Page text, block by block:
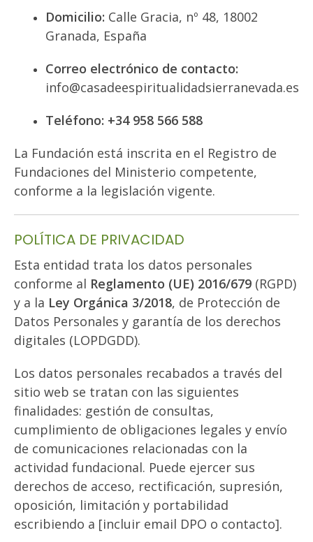
Domicilio: Calle Gracia, nº 48, 18002
Granada, España
Correo electrónico de contacto:
info@casadeespiritualidadsierranevada.es
Teléfono: +34 958 566 588
La Fundación está inscrita en el Registro de
Fundaciones del Ministerio competente,
conforme a la legislación vigente.
POLÍTICA DE PRIVACIDAD
Esta entidad trata los datos personales
conforme al Reglamento (UE) 2016/679 (RGPD)
y a la Ley Orgánica 3/2018, de Protección de
Datos Personales y garantía de los derechos
digitales (LOPDGDD).
Los datos personales recabados a través del
sitio web se tratan con las siguientes
finalidades: gestión de consultas,
cumplimiento de obligaciones legales y envío
de comunicaciones relacionadas con la
actividad fundacional. Puede ejercer sus
derechos de acceso, rectificación, supresión,
oposición, limitación y portabilidad
escribiendo a [incluir email DPO o contacto].